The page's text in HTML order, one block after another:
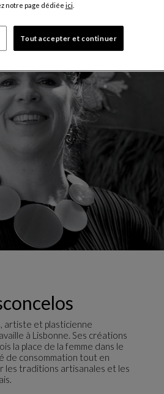
artiste et plasticienne
à Lisbonne. Ses créations
la place de la femme dans le
de consommation tout en
les traditions artisanales et les
notre page dédiée ici.
Tout accepter et continuer